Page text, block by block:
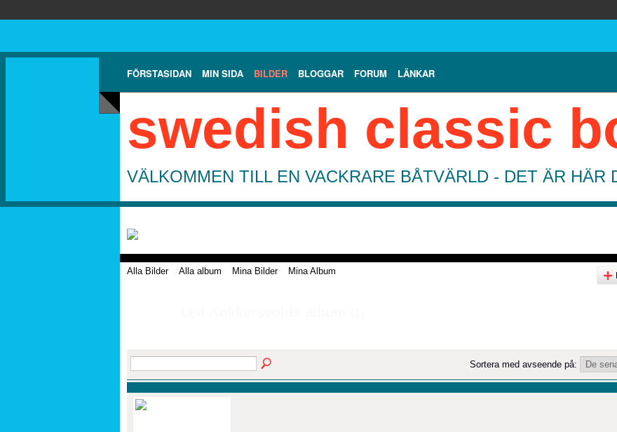
FÖRSTASIDAN MIN SIDA BILDER BLOGGAR FORUM LÄNKAR
swedish classic
VÄLKOMMEN TILL EN VACKRARE BÅTVÄRLD - DET ÄR HÄR
Alla Bilder Alla album Mina Bilder Mina Album
Sortera med avseende på: